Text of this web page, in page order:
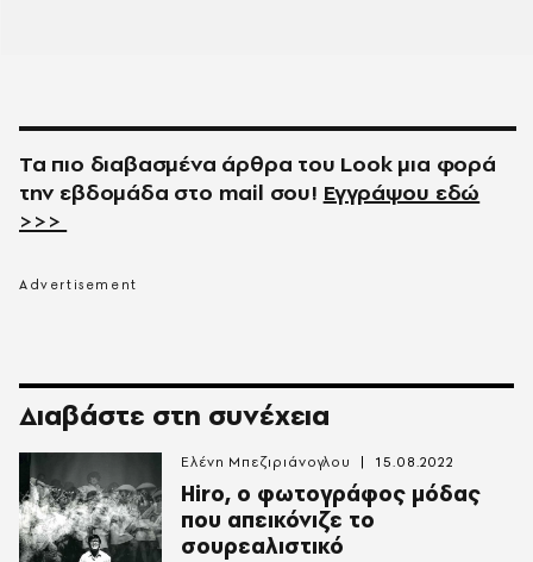
Τα πιο διαβασμένα άρθρα του Look μια φορά
την εβδομάδα στο mail σου! Εγγράψου εδώ
>>>
Διαβάστε στη συνέχεια
Hiro, ο φωτογράφος μόδας
που απεικόνιζε το
σουρεαλιστικό
Ελένη Μπεζιριάνογλου 15.08.2022